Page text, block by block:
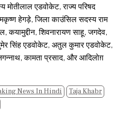
मोतीलाल एडवोकेट, राज्य परिषद
हेगड़े, जिला काउंसिल सदस्य राम
कयामुद्दीन, शिवनारायण साहू, जगदेव,
सिंह एडवोकेट, अतुल कुमार एडवोकेट,
कामता प्रसाद, और आदिलोग़
News In Hindi
Taja Khabr